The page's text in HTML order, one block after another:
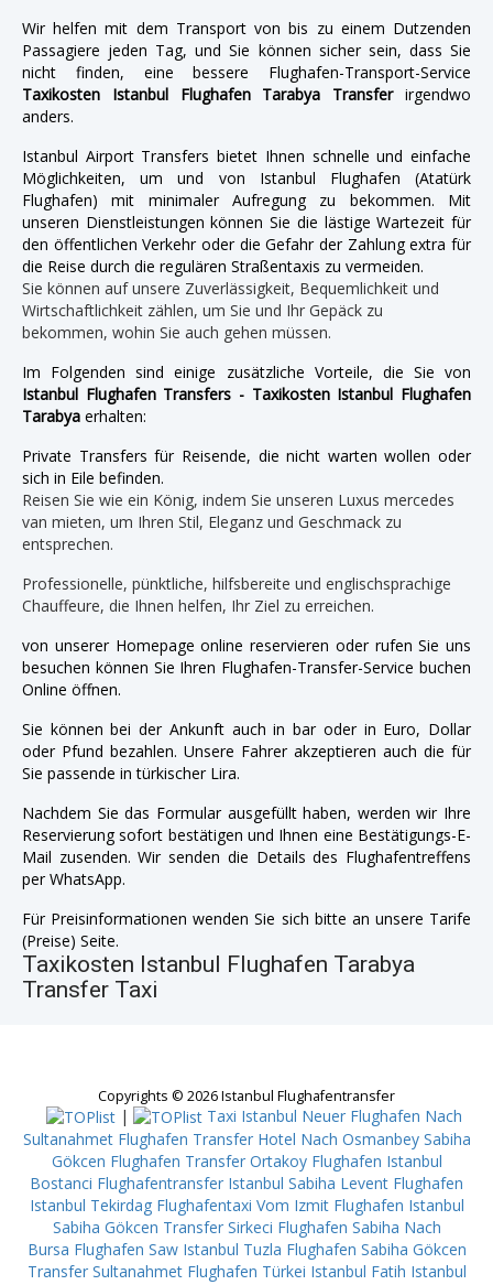
Wir helfen mit dem Transport von bis zu einem Dutzenden
Passagiere jeden Tag, und Sie können sicher sein, dass Sie
nicht finden, eine bessere Flughafen-Transport-Service
Taxikosten Istanbul Flughafen Tarabya Transferirgendwo
anders.
Istanbul Airport Transfers bietet Ihnen schnelle und einfache
Möglichkeiten, um und von Istanbul Flughafen (Atatürk
Flughafen) mit minimaler Aufregung zu bekommen. Mit
unseren Dienstleistungen können Sie die lästige Wartezeit für
den öffentlichen Verkehr oder die Gefahr der Zahlung extra für
die Reise durch die regulären Straßentaxis zu vermeiden.
Sie können auf unsere Zuverlässigkeit, Bequemlichkeit und
Wirtschaftlichkeit zählen, um Sie und Ihr Gepäck zu
bekommen, wohin Sie auch gehen müssen.
Im Folgenden sind einige zusätzliche Vorteile, die Sie von
Istanbul Flughafen Transfers - Taxikosten Istanbul Flughafen
Tarabya erhalten:
Private Transfers für Reisende, die nicht warten wollen oder
sich in Eile befinden.
Reisen Sie wie ein König, indem Sie unseren Luxus mercedes
van mieten, um Ihren Stil, Eleganz und Geschmack zu
entsprechen.
Professionelle, pünktliche, hilfsbereite und englischsprachige
Chauffeure, die Ihnen helfen, Ihr Ziel zu erreichen.
von unserer Homepage online reservieren oder rufen Sie uns
besuchen können Sie Ihren Flughafen-Transfer-Service buchen
Online öffnen.
Sie können bei der Ankunft auch in bar oder in Euro, Dollar
oder Pfund bezahlen. Unsere Fahrer akzeptieren auch die für
Sie passende in türkischer Lira.
Nachdem Sie das Formular ausgefüllt haben, werden wir Ihre
Reservierung sofort bestätigen und Ihnen eine Bestätigungs-E-
Mail zusenden. Wir senden die Details des Flughafentreffens
per WhatsApp.
Für Preisinformationen wenden Sie sich bitte an unsere Tarife
(Preise) Seite.
Taxikosten Istanbul Flughafen Tarabya
Transfer Taxi
Copyrights © 2026 Istanbul Flughafentransfer
|
Taxi Istanbul Neuer Flughafen Nach
Sultanahmet Flughafen Transfer Hotel Nach Osmanbey Sabiha
Gökcen Flughafen Transfer Ortakoy Flughafen Istanbul
Bostanci Flughafentransfer Istanbul Sabiha Levent Flughafen
Istanbul Tekirdag Flughafentaxi Vom Izmit Flughafen Istanbul
Sabiha Gökcen Transfer Sirkeci Flughafen Sabiha Nach
Bursa Flughafen Saw Istanbul Tuzla Flughafen Sabiha Gökcen
Transfer Sultanahmet Flughafen Türkei Istanbul Fatih Istanbul